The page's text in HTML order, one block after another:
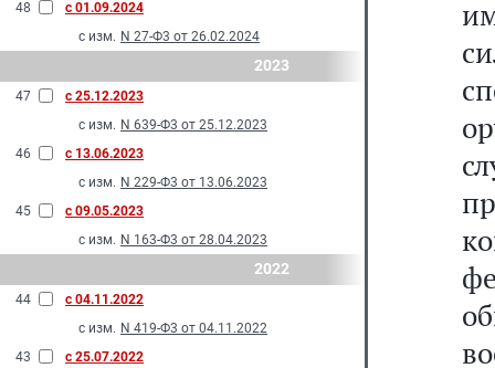
48
с 01.09.2024
с изм. N 27-Ф3 от 26.02.2024
2023
47
с 25.12.2023
с изм. N 639-Ф3 от 25.12.2023
46
с 13.06.2023
с изм. N 229-Ф3 от 13.06.2023
45
с 09.05.2023
с изм. N 163-Ф3 от 28.04.2023
2022
44
с 04.11.2022
с изм. N 419-Ф3 от 04.11.2022
43
с 25.07.2022